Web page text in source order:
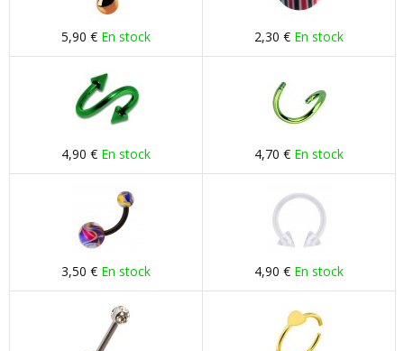
5,90 € En stock 2,30 € En stock
4,90 € En stock 4,70 € En stock
3,50 € En stock 4,90 € En stock